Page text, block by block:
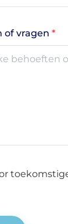
of vragen